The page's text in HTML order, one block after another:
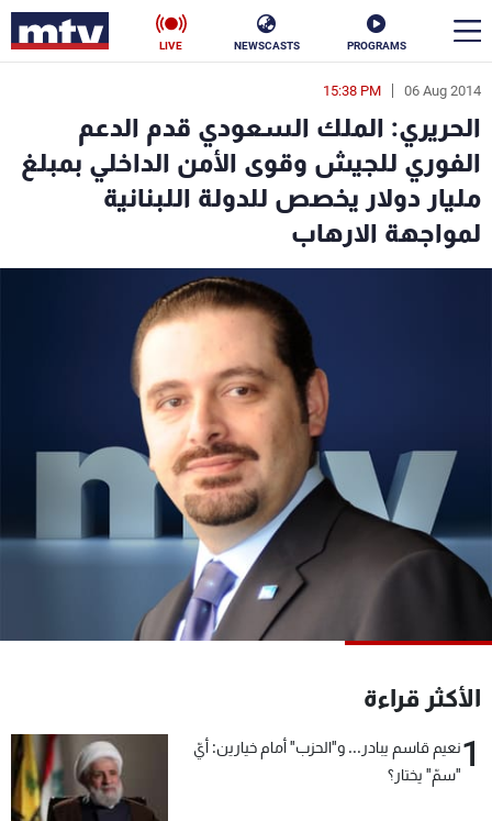
PROGRAMS
NEWSCASTS
LIVE
06 Aug 2014
15:38 PM
الحريري: الملك السعودي قدم الدعم
الفوري للجيش وقوى الأمن الداخلي بمبلغ
مليار دولار يخصص للدولة اللبنانية
لمواجهة الارهاب
الأكثر قراءة
1نعيم قاسم يبادر... و"الحزب" أمام خيارين: أيّ
"سمّ" يختار؟
en
الأخبار
سياسة ناس
إقتصاد
رياضة
البرامج
جدول البرامج
شاهد البرامج
الترددات
الإنـتـاج
وظائف
تواصل معنا